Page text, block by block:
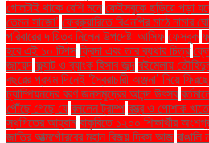
গোলটাই থাকে বেশি মনে ফেইসবুকে ছড়িয়ে পড়া
তেমন সাজো’ ফেব্রুয়ারিতে বিএনপির মাঠে নামার
পরিবারের দায়িত্ব নিলেন উপদেষ্টা আসিফ ফেসবুক
হবে এই ১০ টিপস ফ্রিদা এবং তার ব্যথার চিত্র
জায়েদ ফ্ল্যাট ও ব্যাংক হিসাব জব্দ বইমেলায়
বছরের প্রথম দিনেই ‘স্বৈরাচারী অঞ্জনা’ নিয়ে
চ্যাম্পিয়নদের বরণ জনসমুদ্রের আনন্দ উৎসব
পৌঁছে গেছে যে বললেন ট্রাম্প বস্ত্র ও পোশাক খাতে
স্থগিতের আহ্বান বাকৃবিতে ১২০০ শিক্ষার্থীর
জাতির আত্মগৌরবের মহান বিজয় দিবস আজ